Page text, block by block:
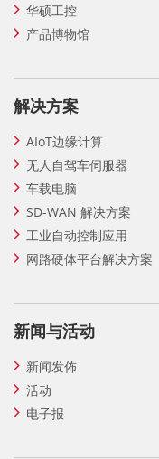
华硕工控
产品博物馆
解决方案
AIoT边缘计算
无人自驾车伺服器
车载电脑
SD-WAN 解决方案
工业自动控制应用
网路硬体平台解决方案
新闻与活动
新闻发佈
活动
电子报